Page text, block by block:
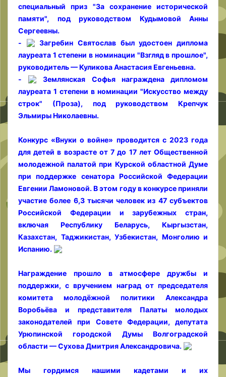
специальный приз "За сохранение исторической
памяти", под руководством Кудымовой Анны
Сергеевны.
-
Загребин Святослав был удостоен диплома
лауреата 1 степени в номинации "Взгляд в прошлое",
руководитель — Куликова Анастасия Евгеньевна.
-
Землянская Софья награждена дипломом
лауреата 1 степени в номинации "Искусство между
строк" (Проза), под руководством Крепчук
Эльмиры Николаевны.
Конкурс «Внуки о войне» проводится с 2023 года
для детей в возрасте от 7 до 17 лет Общественной
молодежной палатой при Курской областной Думе
при поддержке сенатора Российской Федерации
Евгении Ламоновой. В этом году в конкурсе приняли
участие более 6,3 тысячи человек из 47 субъектов
Российской Федерации и зарубежных стран,
включая Республику Беларусь, Кыргызстан,
Казахстан, Таджикистан, Узбекистан, Монголию и
Испанию.
Награждение прошло в атмосфере дружбы и
поддержки, с вручением наград от председателя
комитета молодёжной политики Александра
Воробьёва и представителя Палаты молодых
законодателей при Совете Федерации, депутата
Урюпинской городской Думы Волгоградской
области — Сухова Дмитрия Александровича.
Мы гордимся нашими кадетами и их